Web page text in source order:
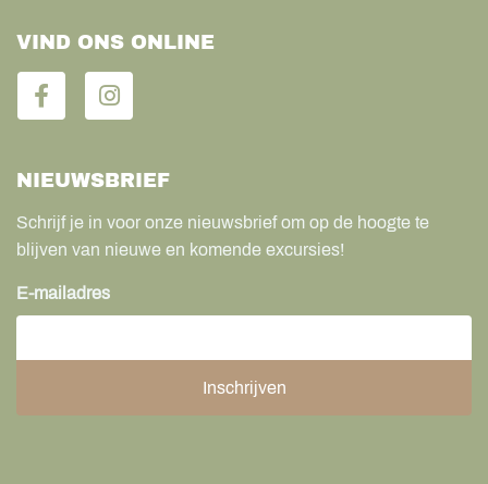
VIND ONS ONLINE
NIEUWSBRIEF
Schrijf je in voor onze nieuwsbrief om op de hoogte te
blijven van nieuwe en komende excursies!
E-mailadres